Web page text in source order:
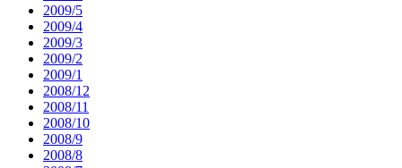
2009/5
2009/4
2009/3
2009/2
2009/1
2008/12
2008/11
2008/10
2008/9
2008/8